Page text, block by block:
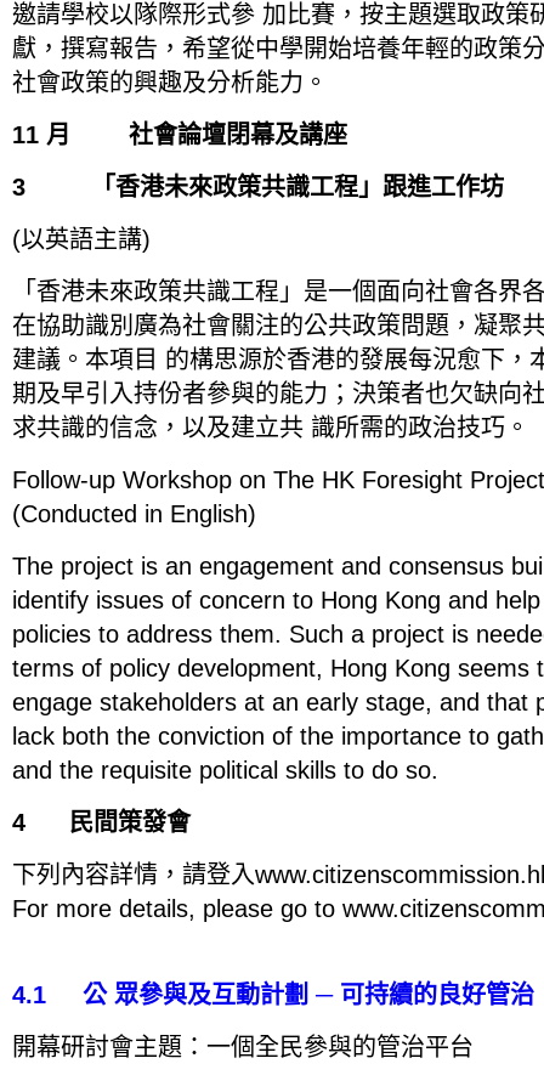
邀請學校以隊際形式參 加比賽，按主題選取政策
獻，撰寫報告，希望從中學開始培養年輕的政策
社會政策的興趣及分析能力。
11 月 社會論壇閉幕及講座
3 「香港未來政策共識工程」跟進工作坊
(以英語主講)
「香港未來政策共識工程」是一個面向社會各界
在協助識別廣為社會關注的公共政策問題，凝聚
建議。本項目 的構思源於香港的發展每況愈下，
期及早引入持份者參與的能力；決策者也欠缺向
求共識的信念，以及建立共 識所需的政治技巧。
Follow-up Workshop on The HK Foresight Project
(Conducted in English)
The project is an engagement and consensus
identify issues of concern to Hong Kong and
policies to address them. Such a project is
terms of policy development, Hong Kong seems
engage stakeholders at an early stage, and that
lack both the conviction of the importance to
and the requisite political skills to do so.
4 民間策發會
下列內容詳情，請登入
For more details, please go to
4.1 公 眾參與及互動計劃 ─ 可持續的良好管治
開幕研討會主題：一個全民參與的管治平台